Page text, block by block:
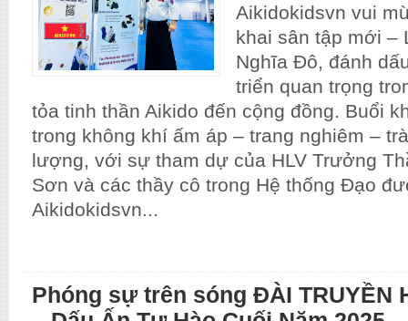
Aikidokidsvn vui
khai sân tập mới –
Nghĩa Đô, đánh
triển quan trọng
tỏa tinh thần Aikido đến cộng đồng. Buổi
trong không khí ấm áp – trang nghiêm –
lượng, với sự tham dự của HLV Trưởng
Sơn và các thầy cô trong Hệ thống Đạo
Aikidokidsvn...
Phóng sự trên sóng ĐÀI TRUYỀN